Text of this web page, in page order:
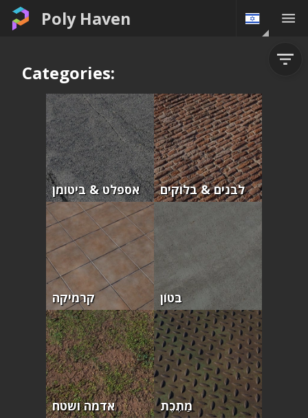
Poly Haven
Categories:
אספלט & ביטומן לבנים & בלוקים
קרמיקה בֵּטוֹן
אדמה ושטח מַתֶכֶת